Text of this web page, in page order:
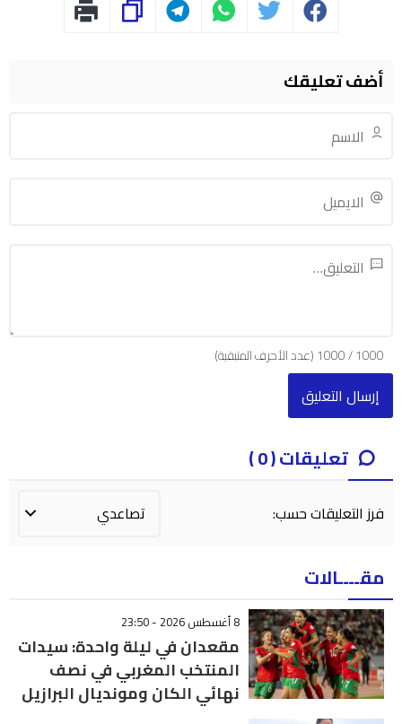
أضف تعليقك
1000
/
1000(عدد الأحرف المتبقية)
تعليقات ( 0 )
فرز التعليقات حسب:
مقــــالات
8 أغسطس 2026 - 23:50
مقعدان في ليلة واحدة: سيدات
المنتخب المغربي في نصف
نهائي الكان ومونديال البرازيل